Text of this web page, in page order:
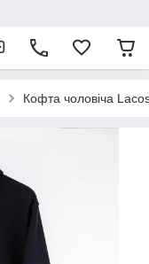
Кофта чоловіча